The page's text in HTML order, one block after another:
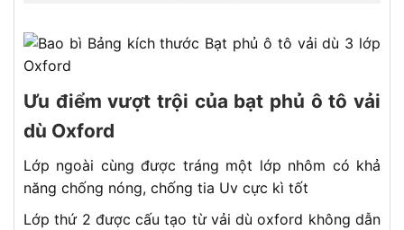
Ưu điểm vượt trội của bạt phủ ô tô vải
dù Oxford
Lớp ngoài cùng được tráng một lớp nhôm có khả
năng chống nóng, chống tia Uv cực kì tốt
Lớp thứ 2 được cấu tạo từ vải dù oxford không dẫn